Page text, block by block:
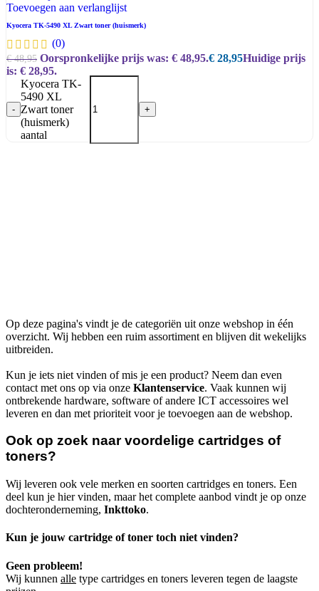
Toevoegen aan verlanglijst
Kyocera TK-5490 XL Zwart toner (huismerk)
(0)
€48,95 Oorspronkelijke prijs was: € 48,95.€ 28,95Huidige prijs
is: € 28,95.
-
Kyocera TK-
5490 XL
Zwart toner
(huismerk)
aantal
+
Op deze pagina's vindt je de categoriën uit onze webshop in één
overzicht. Wij hebben een ruim assortiment en blijven dit wekelijks
uitbreiden.
Kun je iets niet vinden of mis je een product? Neem dan even
contact met ons op via onze Klantenservice. Vaak kunnen wij
ontbrekende hardware, software of andere ICT accessoires wel
leveren en dan met prioriteit voor je toevoegen aan de webshop.
Ook op zoek naar voordelige cartridges of
toners?
Wij leveren ook vele merken en soorten cartridges en toners. Een
deel kun je hier vinden, maar het complete aanbod vindt je op onze
dochteronderneming, Inkttoko.
Kun je jouw cartridge of toner toch niet vinden?
Geen probleem!
Wij kunnen alle type cartridges en toners leveren tegen de laagste